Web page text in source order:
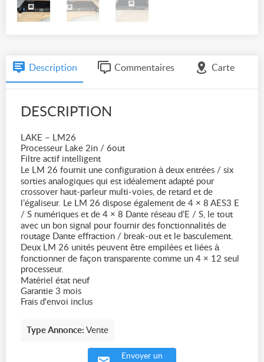
Description Commentaires Carte
DESCRIPTION
LAKE – LM26
Processeur Lake 2in / 6out
Filtre actif intelligent
Le LM 26 fournit une configuration à deux entrées / six
sorties analogiques qui est idéalement adapté pour
crossover haut-parleur multi-voies, de retard et de
l’égaliseur. Le LM 26 dispose également de 4 × 8 AES3 E
/ S numériques et de 4 × 8 Dante réseau d’E / S, le tout
avec un bon signal pour fournir des fonctionnalités de
routage Dante effraction / break-out et le basculement.
Deux LM 26 unités peuvent être empilées et liées à
fonctionner de façon transparente comme un 4 × 12 seul
processeur.
Matériel état neuf
Garantie 3 mois
Frais d'envoi inclus
Type Annonce: Vente
Envoyer un